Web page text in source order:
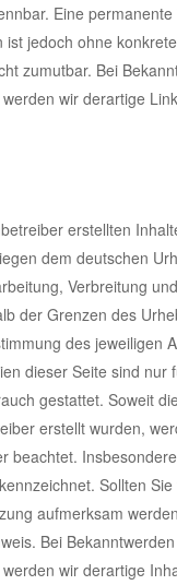
Eine
ist jedoch ohne
zumutbar. Bei
wir derartige
erstellten
dem deutschen
Verbreitung
der Grenzen des
des jeweiligen
dieser Seite sind nur
gestattet. Soweit
erstellt wurden,
beachtet.
Sollten
aufmerksam
Bei
wir derartige